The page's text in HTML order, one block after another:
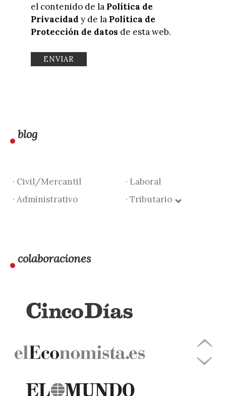
el contenido de la Política de
Privacidad y de la Política de
Protección de datos de esta web.
blog
· Civil/Mercantil
· Laboral
· Administrativo
· Tributario
colaboraciones